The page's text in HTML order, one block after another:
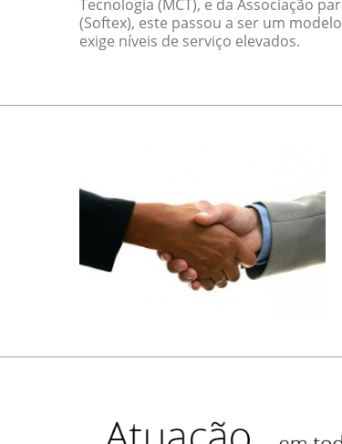
Tecnologia (MCT), e da Associação
(Softex), este passou a ser um
exige níveis de serviço elevados.